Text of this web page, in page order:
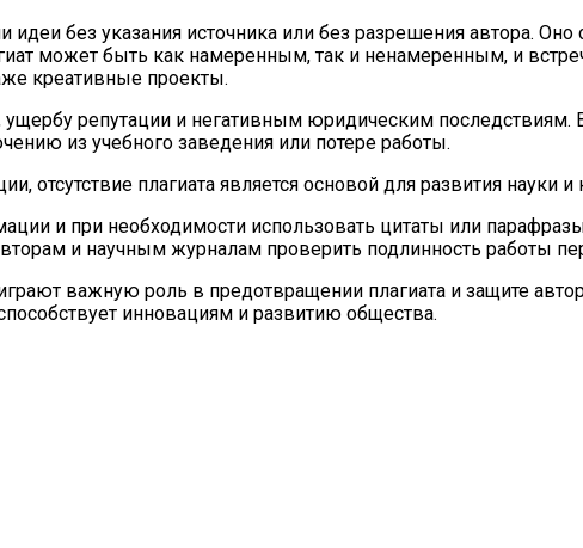
без указания источника или без разрешения автора.
может быть как намеренным, так и ненамеренным, и
креативные проекты.
репутации и негативным юридическим последствиям.
из учебного заведения или потере работы.
отсутствие плагиата является основой для развития науки и
и при необходимости использовать цитаты или
и научным журналам проверить подлинность работы
важную роль в предотвращении плагиата и защите
инновациям и развитию общества.